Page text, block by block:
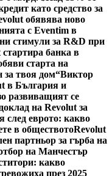
като средство за
обявява ново
с Eventim в
стимули за R&D при
банка в
старта на
за твоя дом“Виктор
в България и
развиващият се
на Revolut за
след еврото: какво
в обществотоRevolut
партньор за гърба на
на Манчестър
какво
през 2025